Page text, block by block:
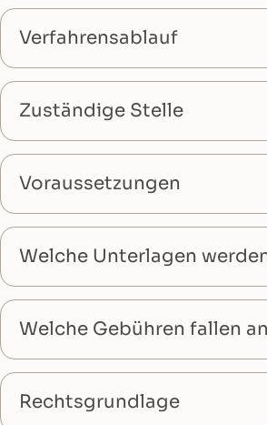
Verfahrensablauf
Zuständige Stelle
Voraussetzungen
Welche Unterlagen
Welche Gebühren fallen
Rechtsgrundlage